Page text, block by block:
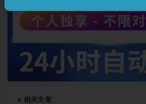
相关文章